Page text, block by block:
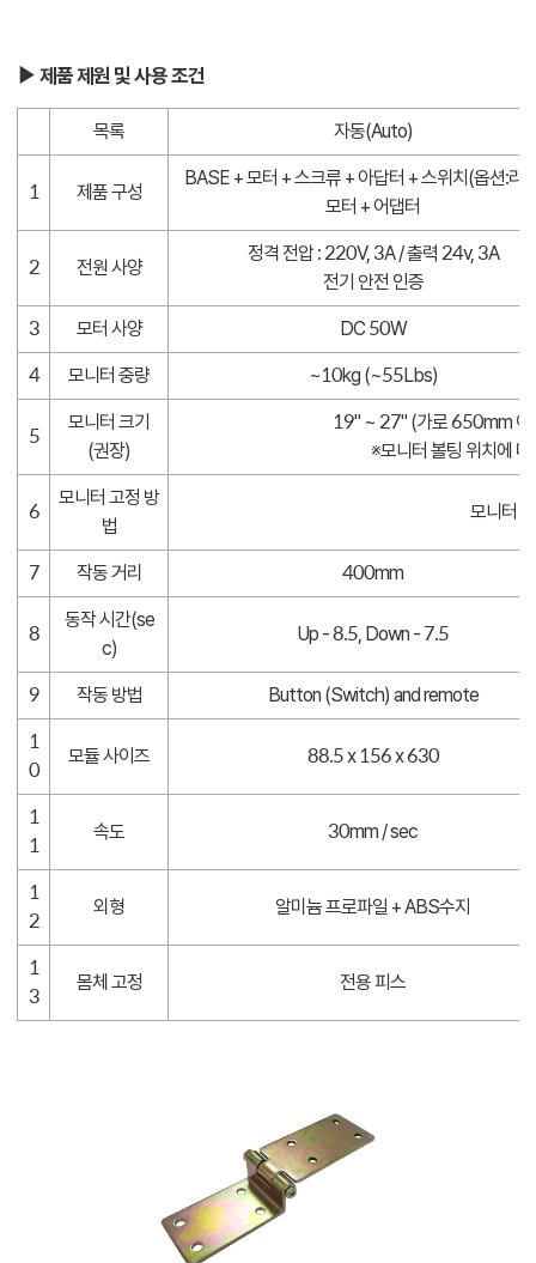
▶ 제품 제원 및 사용 조건
목록 자동(Auto)
1 제품 구성
BASE + 모터 + 스크류 + 아답터 + 스위치(옵션:리
모터 + 어댑터
2 전원 사양
정격 전압 : 220V, 3A / 출력 24v, 3A
전기 안전 인증
3 모터 사양 DC 50W
4 모니터 중량 ~10kg (~55Lbs)
5
모니터 크기
(권장)
19" ~ 27" (가로 650mm 이
※모니터 볼팅 위치에
6
모니터 고정 방
법
모니터
7 작동 거리 400mm
8
동작 시간(se
c)
Up - 8.5, Down - 7.5
9 작동 방법 Button (Switch) and remote
1
0
모듈 사이즈 88.5 x 156 x 630
1
1
속도 30mm / sec
1
2
외형 알미늄 프로파일 + ABS수지
1
3
몸체 고정 전용 피스